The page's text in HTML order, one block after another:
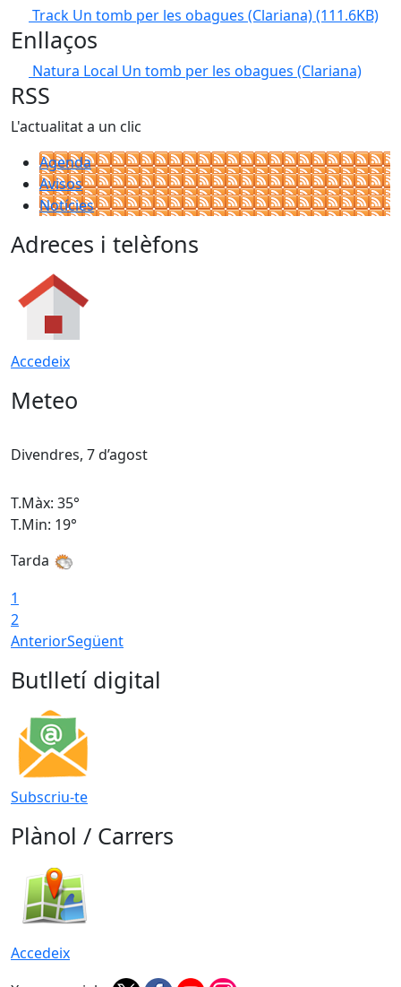
Track Un tomb per les obagues (Clariana)(111.6KB)
Enllaços
Natura Local Un tomb per les obagues (Clariana)
RSS
L'actualitat a un clic
Agenda
Avisos
Notícies
Adreces i telèfons
Accedeix
Meteo
Divendres, 7 d’agost
T.Màx: 35°
T.Min: 19°
Tarda
1
2
AnteriorSegüent
Butlletí digital
Subscriu-te
Plànol / Carrers
Accedeix